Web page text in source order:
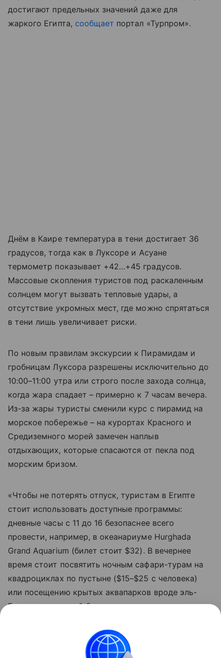
достигают предельных значений даже для
жаркого Египта, сообщает портал «Турпром».
Днём в Каире температура в тени достигает 36
градусов, тогда как в Луксоре и Асуане
термометр показывает +42…+45 градусов.
Массовые скопления туристов под раскаленным
солнцем могут вызвать тепловые удары, а
отсутствие укромных мест, где можно спрятаться
в тени лишь увеличивает риски.
По новым правилам экскурсии к Пирамидам и
гробницам Луксора разрешены исключительно до
10:00–11:00 утра или строго после захода солнца,
когда жара спадает – примерно к 7 часам вечера.
Из-за жары туристы сменили курс с пирамид на
морское побережье – на курортах Красного и
Средиземного морей замечен наплыв
отдыхающих, которые спасаются от пекла под
морским бризом.
«Чтобы не потерять отпуск, туристам в Египте
стоит использовать доступные программы:
дневные часы с 11 до 16 безопаснее всего
провести, например, в океанариуме Hurghada
Grand Aquarium (билет стоит $32). В вечернее
время стоит посвятить ночным сафари-турам на
квадроциклах по пустыне ($15–$25 с человека)
или посещению крытых аквапарков вроде эль-
Гуны, где вечерний билет после захода солнца
египетскому направлению Фуад эль Гохари.